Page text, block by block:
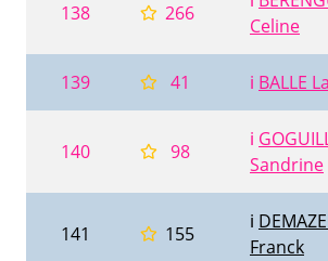
138 266
Celine
139 41 ℹ️ BALLE
140 98
ℹ️
Sandrine
141 155
ℹ️
Franck